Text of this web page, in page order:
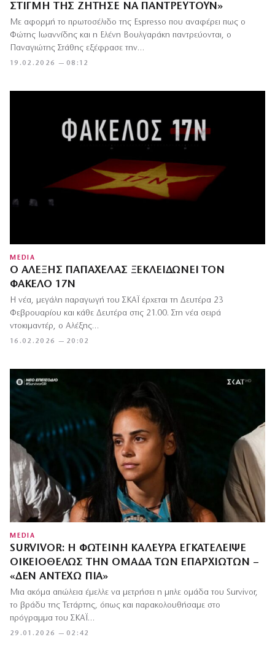
ΣΤΙΓΜΉ ΤΗΣ ΖΉΤΗΣΕ ΝΑ ΠΑΝΤΡΕΥΤΟΎΝ»
19.02.2026 — 08:12
Με αφορμή το πρωτοσέλιδο της Espresso που αναφέρει πως ο
Φώτης Ιωαννίδης και η Ελένη Βουλγαράκη παντρεύονται, ο
Παναγιώτης Στάθης εξέφρασε την…
MEDIA
Ο ΑΛΈΞΗΣ ΠΑΠΑΧΕΛΆΣ ΞΕΚΛΕΙΔΏΝΕΙ ΤΟΝ
ΦΆΚΕΛΟ 17Ν
16.02.2026 — 20:02
Η νέα, μεγάλη παραγωγή του ΣΚΑΪ έρχεται τη Δευτέρα 23
Φεβρουαρίου και κάθε Δευτέρα στις 21.00. Στη νέα σειρά
ντοκιμαντέρ, ο Αλέξης…
MEDIA
SURVIVOR: Η ΦΩΤΕΙΝΉ ΚΑΛΕΎΡΑ ΕΓΚΑΤΈΛΕΙΨΕ
ΟΙΚΕΙΟΘΕΛΏΣ ΤΗΝ ΟΜΆΔΑ ΤΩΝ ΕΠΑΡΧΙΩΤΏΝ –
«ΔΕΝ ΑΝΤΈΧΩ ΠΙΑ»
29.01.2026 — 02:42
Μια ακόμα απώλεια έμελλε να μετρήσει η μπλε ομάδα του Survivor,
το βράδυ της Τετάρτης, όπως και παρακολουθήσαμε στο
πρόγραμμα του ΣΚΑΪ…